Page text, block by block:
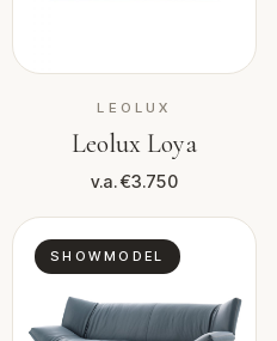
LEOLUX
Leolux Loya
v.a. €3.750
SHOWMODEL